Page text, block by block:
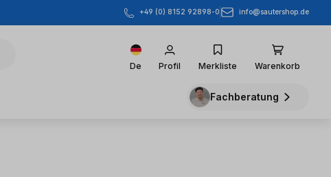
+49 (0) 8152 92898-0 info@sautershop.de
De Profil Merkliste Warenkorb
Fachberatung